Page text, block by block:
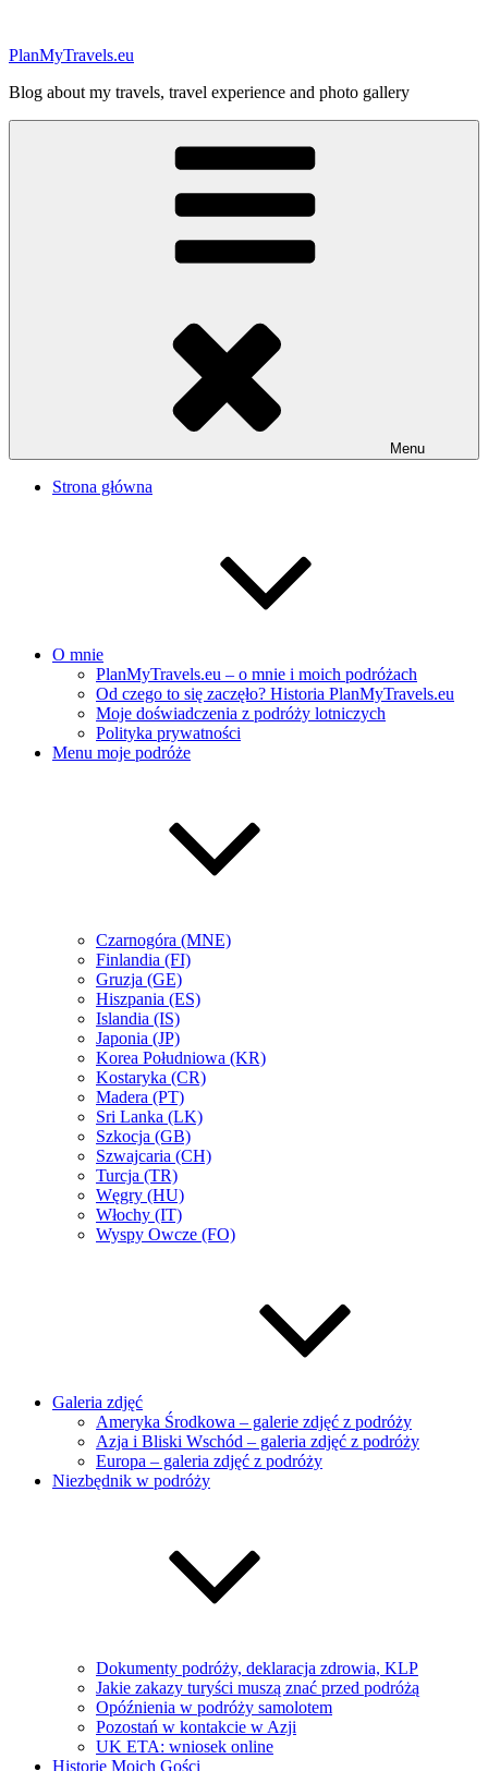
treści
PlanMyTravels.eu
Blog about my travels, travel experience and photo gallery
Menu
Strona główna
O mnie
PlanMyTravels.eu – o mnie i moich podróżach
Od czego to się zaczęło? Historia PlanMyTravels.eu
Moje doświadczenia z podróży lotniczych
Polityka prywatności
Menu moje podróże
Czarnogóra (MNE)
Finlandia (FI)
Gruzja (GE)
Hiszpania (ES)
Islandia (IS)
Japonia (JP)
Korea Południowa (KR)
Kostaryka (CR)
Madera (PT)
Sri Lanka (LK)
Szkocja (GB)
Szwajcaria (CH)
Turcja (TR)
Węgry (HU)
Włochy (IT)
Wyspy Owcze (FO)
Galeria zdjęć
Ameryka Środkowa – galerie zdjęć z podróży
Azja i Bliski Wschód – galeria zdjęć z podróży
Europa – galeria zdjęć z podróży
Niezbędnik w podróży
Dokumenty podróży, deklaracja zdrowia, KLP
Jakie zakazy turyści muszą znać przed podróżą
Opóźnienia w podróży samolotem
Pozostań w kontakcie w Azji
UK ETA: wniosek online
Historie Moich Gości